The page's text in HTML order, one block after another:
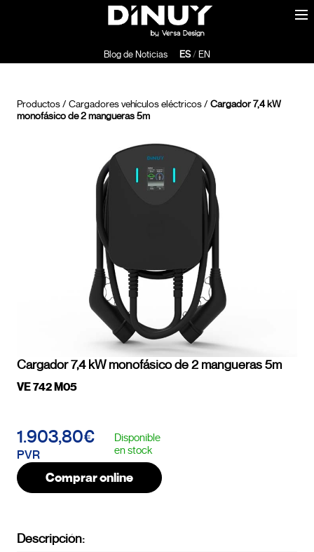
Blog de Noticias ES/EN
Productos/ Cargadores vehículos eléctricos/ Cargador 7,4 kW
monofásico de 2 mangueras 5m
Cargador 7,4 kW monofásico de 2 mangueras 5m
VE 742 M05
1.903,80€
PVR
Disponible
en stock
Comprar online
Descripción: